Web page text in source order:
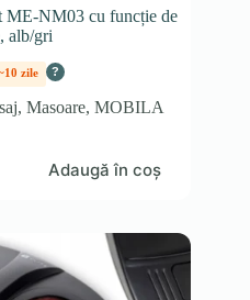
ME-NM03 cu funcție de
alb/gri
zile ?
, Masoare, MOBILA
Adaugă în coș